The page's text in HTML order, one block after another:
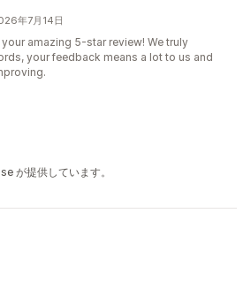
年7月14日
amazing 5-star review! We truly
your feedback means a lot to us and
が提供しています。